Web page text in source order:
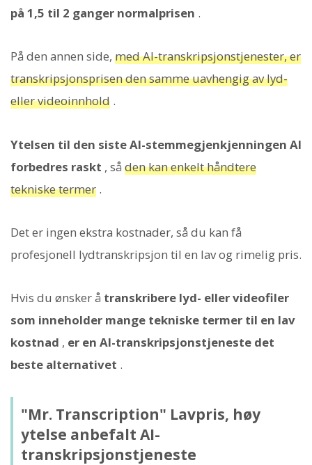
på 1,5 til 2 ganger normalprisen .
På den annen side, med AI-transkripsjonstjenester, er
transkripsjonsprisen den samme uavhengig av lyd-
eller videoinnhold .
Ytelsen til den siste AI-stemmegjenkjenningen AI
forbedres raskt , så den kan enkelt håndtere
tekniske termer .
Det er ingen ekstra kostnader, så du kan få
profesjonell lydtranskripsjon til en lav og rimelig pris.
Hvis du ønsker å transkribere lyd- eller videofiler
som inneholder mange tekniske termer til en lav
kostnad , er en AI-transkripsjonstjeneste det
beste alternativet .
"Mr. Transcription" Lavpris, høy
ytelse anbefalt AI-
transkripsjonstjeneste